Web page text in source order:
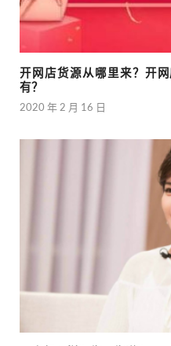
开网店货源从哪里来？开
有？
2020 年 2 月 16 日